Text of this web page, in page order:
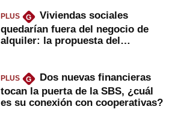
PLUS G
Viviendas sociales
quedarían fuera del negocio de
alquiler: la propuesta del
PLUS G
Dos nuevas financieras
tocan la puerta de la SBS, ¿cuál
es su conexión con cooperativas?